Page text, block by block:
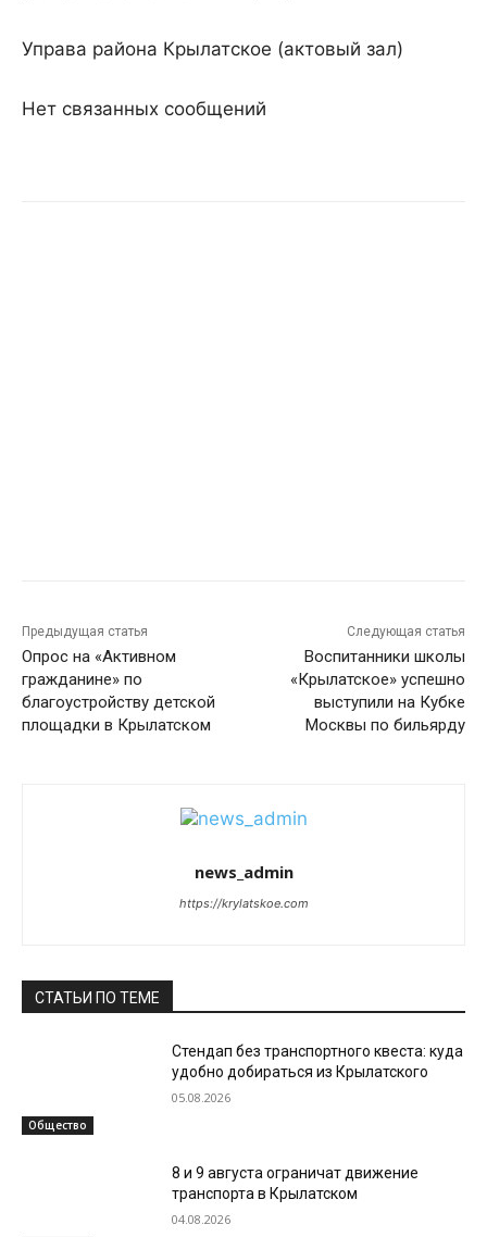
Управа района Крылатское (актовый зал)
Нет связанных сообщений
Предыдущая статья
Опрос на «Активном
гражданине» по
благоустройству детской
площадки в Крылатском
Следующая статья
Воспитанники школы
«Крылатское» успешно
выступили на Кубке
Москвы по бильярду
news_admin
https://krylatskoe.com
СТАТЬИ ПО ТЕМЕ
Общество
Стендап без транспортного квеста: куда
удобно добираться из Крылатского
05.08.2026
8 и 9 августа ограничат движение
транспорта в Крылатском
04.08.2026